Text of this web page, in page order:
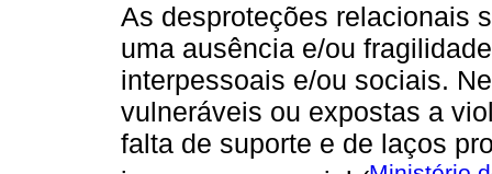
As desproteções relacionais
uma ausência e/ou
interpessoais e/ou sociais.
vulneráveis ou expostas a
falta de suporte e de laços